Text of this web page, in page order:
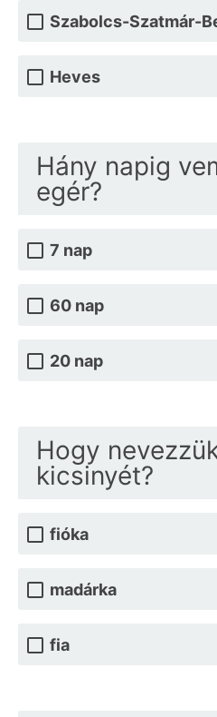
Szabolcs-Szatmár-
Heves
Hány napig
egér?
7 nap
60 nap
20 nap
Hogy
kicsinyét?
fióka
madárka
fia